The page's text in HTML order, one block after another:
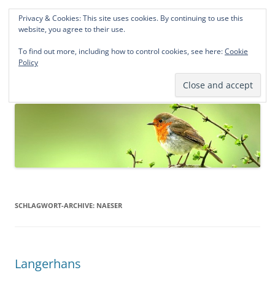
Norddeutsche Genealogien
Michael Kohlhaas und Jens Kirchhoff
springen
SCHLAGWORT-ARCHIVE: NAESER
Langerhans
Privacy & Cookies: This site uses cookies. By continuing to use this
website, you agree to their use.
To find out more, including how to control cookies, see here:Cookie
Policy